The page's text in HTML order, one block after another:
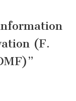
(F.
”